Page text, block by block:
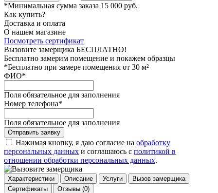
*Минимальная сумма заказа 15 000 руб.
Как купить?
Доставка и оплата
О нашем магазине
Посмотреть сертификат
Вызовите замерщика БЕСПЛАТНО!
Бесплатно замерим помещение и покажем образцы
*Бесплатно при замере помещения от 30 м²
ФИО*
Поля обязательное для заполнения
Номер телефона*
Поля обязательное для заполнения
Отправить заявку
Нажимая кнопку, я даю согласие на обработку
персональных данных и соглашаюсь с политикой в
отношении обработки персональных данных.
Характеристики Описание Услуги
Вызов замерщика
Сертификаты
Отзывы (0)